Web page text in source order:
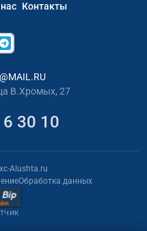
Контакты
В.Хромых, 27
30 10
Alushta.ru
Обработка данных